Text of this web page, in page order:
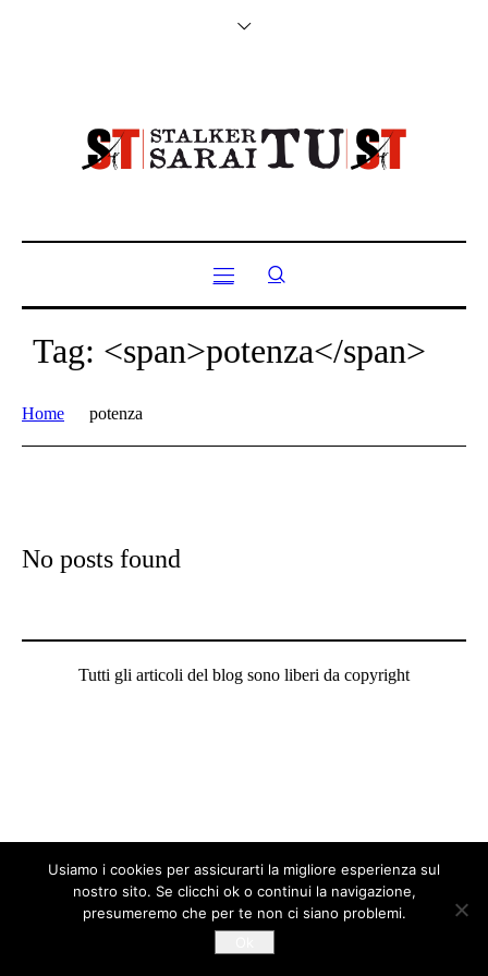
Tag: <span>potenza</span>
Home potenza
No posts found
Tutti gli articoli del blog sono liberi da copyright
Usiamo i cookies per assicurarti la migliore esperienza sul
nostro sito. Se clicchi ok o continui la navigazione,
presumeremo che per te non ci siano problemi.